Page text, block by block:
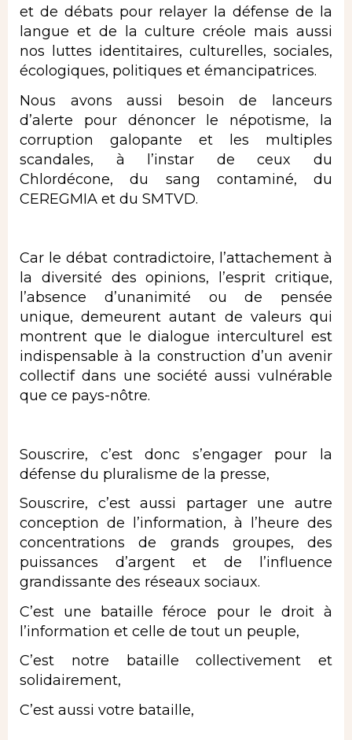
et de débats pour relayer la défense de la
langue et de la culture créole mais aussi
nos luttes identitaires, culturelles, sociales,
écologiques, politiques et émancipatrices.
Nous avons aussi besoin de lanceurs
d’alerte pour dénoncer le népotisme, la
corruption galopante et les multiples
scandales, à l’instar de ceux du
Chlordécone, du sang contaminé, du
CEREGMIA et du SMTVD.
Car le débat contradictoire, l’attachement à
la diversité des opinions, l’esprit critique,
l’absence d’unanimité ou de pensée
unique, demeurent autant de valeurs qui
montrent que le dialogue interculturel est
indispensable à la construction d’un avenir
collectif dans une société aussi vulnérable
que ce pays-nôtre.
Souscrire, c’est donc s’engager pour la
défense du pluralisme de la presse,
Souscrire, c’est aussi partager une autre
conception de l’information, à l’heure des
concentrations de grands groupes, des
puissances d’argent et de l’influence
grandissante des réseaux sociaux.
C’est une bataille féroce pour le droit à
l’information et celle de tout un peuple,
C’est notre bataille collectivement et
solidairement,
C’est aussi votre bataille,